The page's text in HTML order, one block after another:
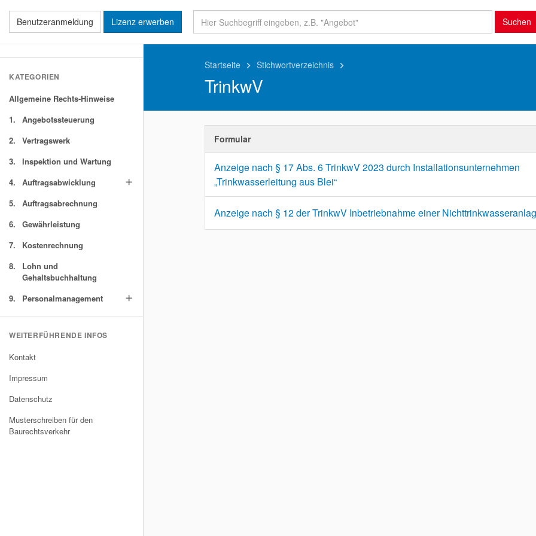
Benutzeranmeldung Lizenz erwerben Suchen
KATEGORIEN
Allgemeine Rechts-Hinweise
1.
Angebotssteuerung
2.
Vertragswerk
3.
Inspektion und Wartung
4.
Auftragsabwicklung add
5.
Auftragsabrechnung
6.
Gewährleistung
7.
Kostenrechnung
8.
Lohn und
Gehaltsbuchhaltung
9.
Personalmanagement add
WEITERFÜHRENDE INFOS
Kontakt
Impressum
Datenschutz
Musterschreiben für den
Baurechtsverkehr
Startseite keyboard_arrow_right Stichwortverzeichnis keyboard_arrow_right
TrinkwV
Formular
Anzeige nach § 17 Abs. 6 TrinkwV 2023 durch Installationsunternehmen
„Trinkwasserleitung aus Blei“
Anzeige nach § 12 der TrinkwV Inbetriebnahme einer